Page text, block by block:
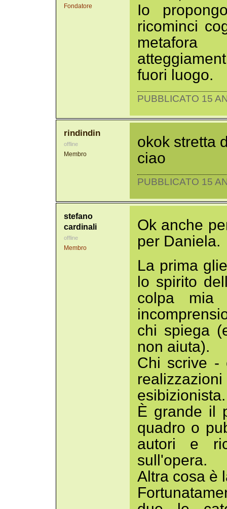
Fondatore
Io
ricominci
fuori luogo.
PUBBLICATO 15
rindindin
offline
Membro
okok stretta
ciao
PUBBLICATO 15
stefano
cardinali
offline
Membro
Ok anche
per Daniela.
La prima
lo spirito
colpa mia
chi spiega
non aiuta).
Chi scrive -
esibizionista.
È grande il
quadro o
autori e
sull'opera.
Altra cosa è